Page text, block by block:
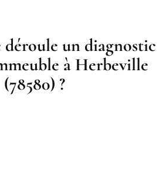
déroule un diagnostic
à Herbeville
(78580) ?